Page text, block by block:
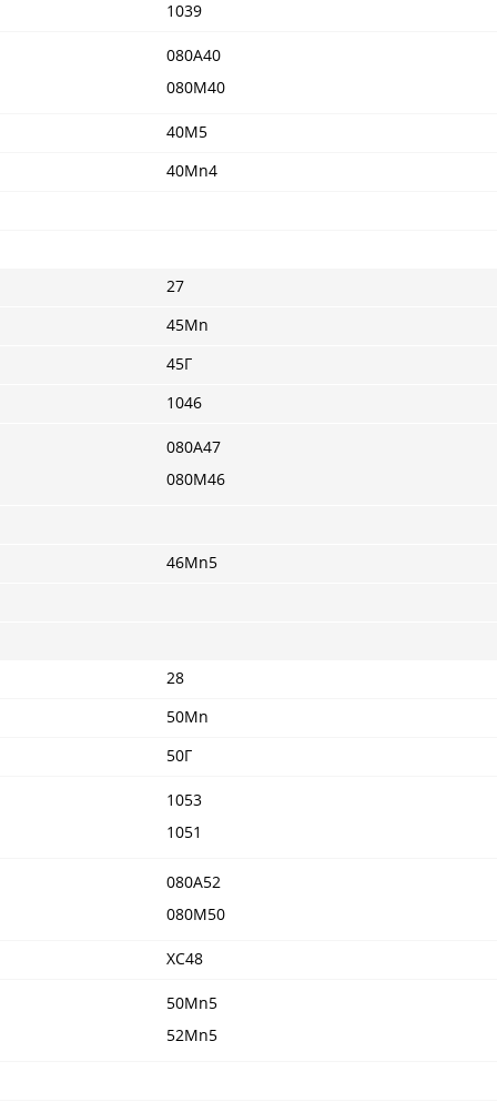
1039
080A40
080M40
40M5
40Mn4
27
45Mn
45Г
1046
080A47
080M46
46Mn5
28
50Mn
50Г
1053
1051
080A52
080M50
XC48
50Mn5
52Mn5